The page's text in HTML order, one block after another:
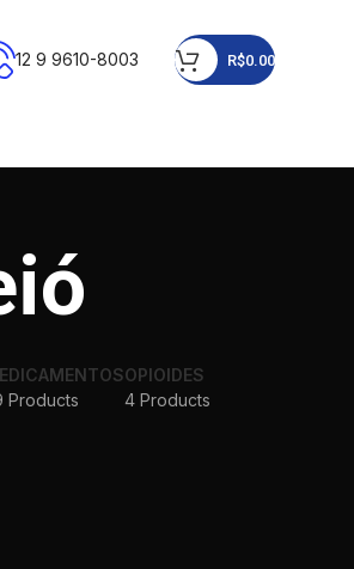
12 9 9610-8003 R$0.00
Products
OPIOIDES
4 Products